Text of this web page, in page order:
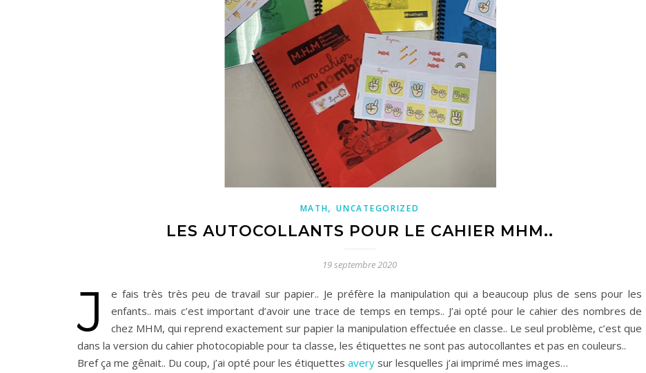
MATH,UNCATEGORIZED
LES AUTOCOLLANTS POUR LE CAHIER MHM..
19 septembre 2020
J
e fais très très peu de travail sur papier.. Je préfère la manipulation qui a beaucoup plus de sens pour les
enfants.. mais c’est important d’avoir une trace de temps en temps.. J’ai opté pour le cahier des nombres de
chez MHM, qui reprend exactement sur papier la manipulation effectuée en classe.. Le seul problème, c’est que
dans la version du cahier photocopiable pour ta classe, les étiquettes ne sont pas autocollantes et pas en couleurs..
Bref ça me gênait.. Du coup, j’ai opté pour les étiquettes avery sur lesquelles j’ai imprimé mes images…